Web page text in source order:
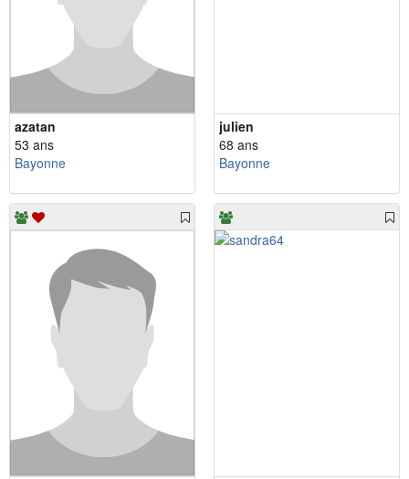
azatan
53 ans
Bayonne
julien
68 ans
Bayonne